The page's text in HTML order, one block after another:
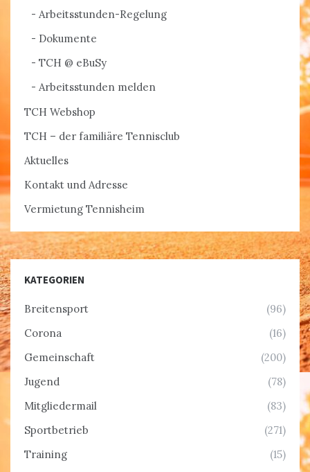
Arbeitsstunden-Regelung
Dokumente
TCH @ eBuSy
Arbeitsstunden melden
TCH Webshop
TCH – der familiäre Tennisclub
Aktuelles
Kontakt und Adresse
Vermietung Tennisheim
KATEGORIEN
Breitensport
(96)
Corona
(16)
Gemeinschaft
(200)
Jugend
(78)
Mitgliedermail
(83)
Sportbetrieb
(271)
Training
(15)